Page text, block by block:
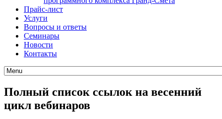
Прайс-лист
Услуги
Вопросы и ответы
Семинары
Новости
Контакты
Полный список ссылок на весенний
цикл вебинаров